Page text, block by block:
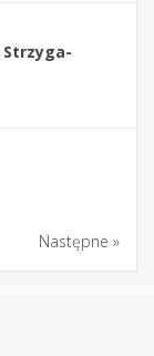
Strzyga-
Następne »